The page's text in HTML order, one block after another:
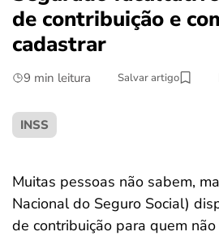
crédito fácil
de contribuição e
cadastrar
9 min leitura Salvar artigo
INSS
Muitas pessoas não sabem,
Nacional do Seguro Social)
de contribuição para quem